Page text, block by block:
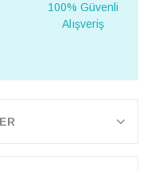
Güvenli
Yurt